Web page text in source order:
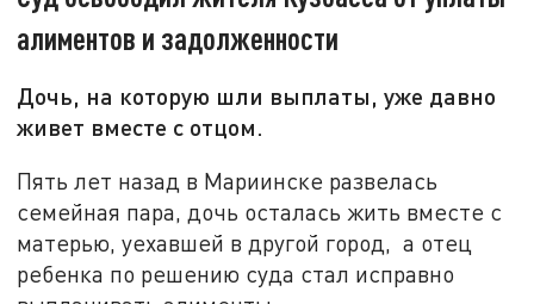
алиментов и задолженности
Дочь, на которую шли выплаты, уже давно
живет вместе с отцом.
Пять лет назад в Мариинске развелась
семейная пара, дочь осталась жить вместе с
матерью, уехавшей в другой город, а отец
ребенка по решению суда стал исправно